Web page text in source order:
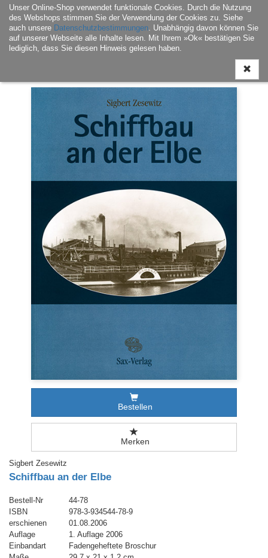
Unser Online-Shop verwendet funktionale Cookies. Durch die Nutzung
des Webshops stimmen Sie der Verwendung der Cookies zu. Siehe
auch unsere Datenschutzbestimmungen. Unabhängig davon können Sie
auf unserer Webseite alle Inhalte lesen. Mit Ihrem »Ok« bestätigen Sie
lediglich, dass Sie diesen Hinweis gelesen haben.
ein-/
Bestellen
Merken
Sigbert Zesewitz
Schiffbau an der Elbe
Bestell-Nr
44-78
ISBN
978-3-934544-78-9
erschienen
01.08.2006
Auflage
1. Auflage 2006
Einbandart
Fadengeheftete Broschur